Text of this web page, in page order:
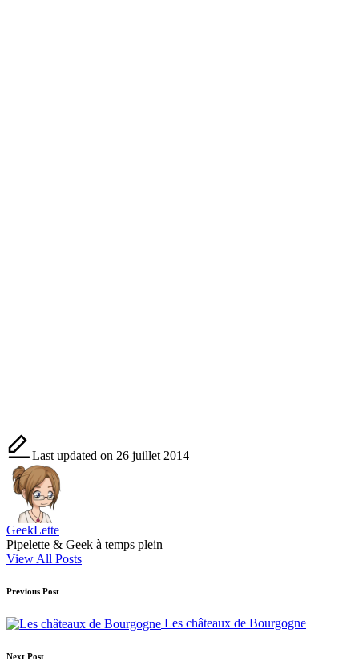
Last updated on 26 juillet 2014
GeekLette
Pipelette & Geek à temps plein
View All Posts
Post
navigation
Previous Post
Les châteaux de Bourgogne
Next Post